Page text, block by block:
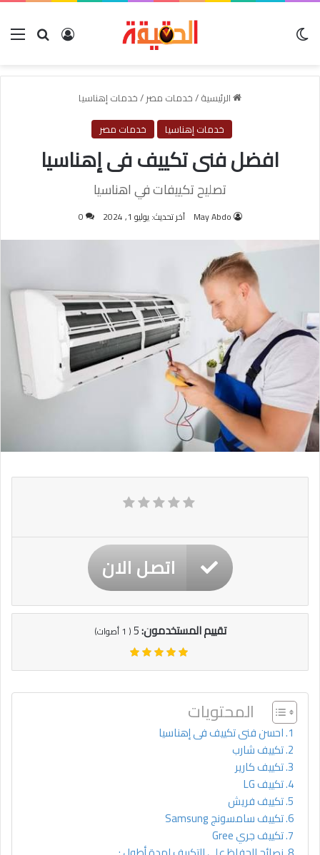
بحث عنتسجيل
الرئيسية/خدمات مصر/خدمات إهناسيا
خدمات إهناسيا
خدمات مصر
افضل فنى تكييف فى إهناسيا
تصليح تكييفات في اهناسيا
May Abdo آخر تحديث: يوليو 1, 2024 0
اتصل الان
تقييم المستخدمون:5
(
1أصوات)
المحتويات
احسن فنى تكييف فى إهناسيا
تكييف شارب
تكييف كارير
تكييف LG
تكييف فريش
تكييف سامسونج Samsung
تكييف جري Gree